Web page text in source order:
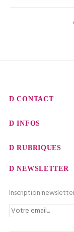
CONTACT
INFOS
RUBRIQUES
NEWSLETTER
Inscription